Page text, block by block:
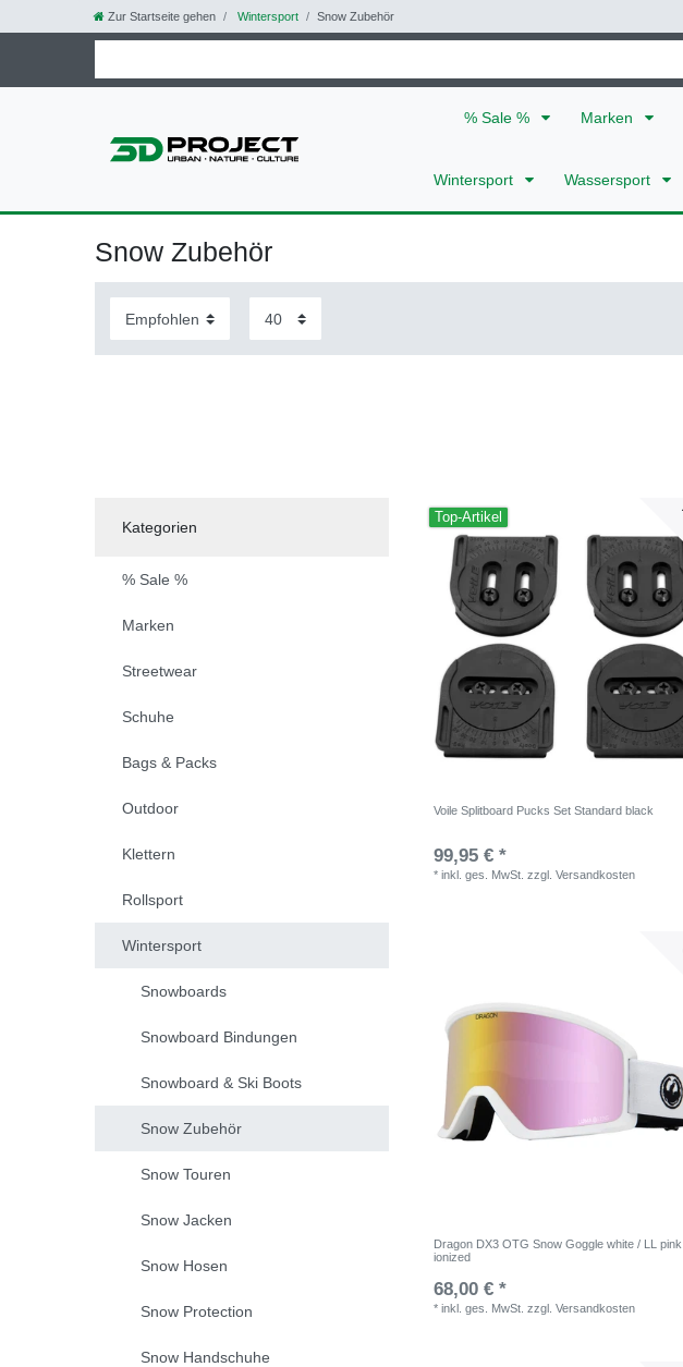
Zur Startseite gehen Wintersport Snow Zubehör
% Sale % Marken
Wintersport Wassersport
Snow Zubehör
Kategorien
% Sale %
Marken
Streetwear
Schuhe
Bags & Packs
Outdoor
Klettern
Rollsport
Wintersport
Snowboards
Snowboard Bindungen
Snowboard & Ski Boots
Snow Zubehör
Snow Touren
Snow Jacken
Snow Hosen
Snow Protection
Snow Handschuhe
Top-Artikel
Voile Splitboard Pucks Set Standard black
99,95 € *
*inkl. ges. MwSt. zzgl.Versandkosten
Dragon DX3 OTG Snow Goggle white / LL pink
ionized
68,00 € *
*inkl. ges. MwSt. zzgl.Versandkosten